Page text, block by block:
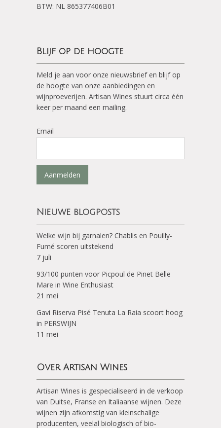
BTW: NL 865377406B01
Blijf op de hoogte
Meld je aan voor onze nieuwsbrief en blijf op
de hoogte van onze aanbiedingen en
wijnproeverijen. Artisan Wines stuurt circa één
keer per maand een mailing.
Email
Aanmelden
Nieuwe blogposts
Welke wijn bij garnalen? Chablis en Pouilly-
Fumé scoren uitstekend
7 juli
93/100 punten voor Picpoul de Pinet Belle
Mare in Wine Enthusiast
21 mei
Gavi Riserva Pisé Tenuta La Raia scoort hoog
in PERSWIJN
11 mei
Over Artisan Wines
Artisan Wines is gespecialiseerd in de verkoop
van Duitse, Franse en Italiaanse wijnen. Deze
wijnen zijn afkomstig van kleinschalige
producenten, veelal biologisch of bio-